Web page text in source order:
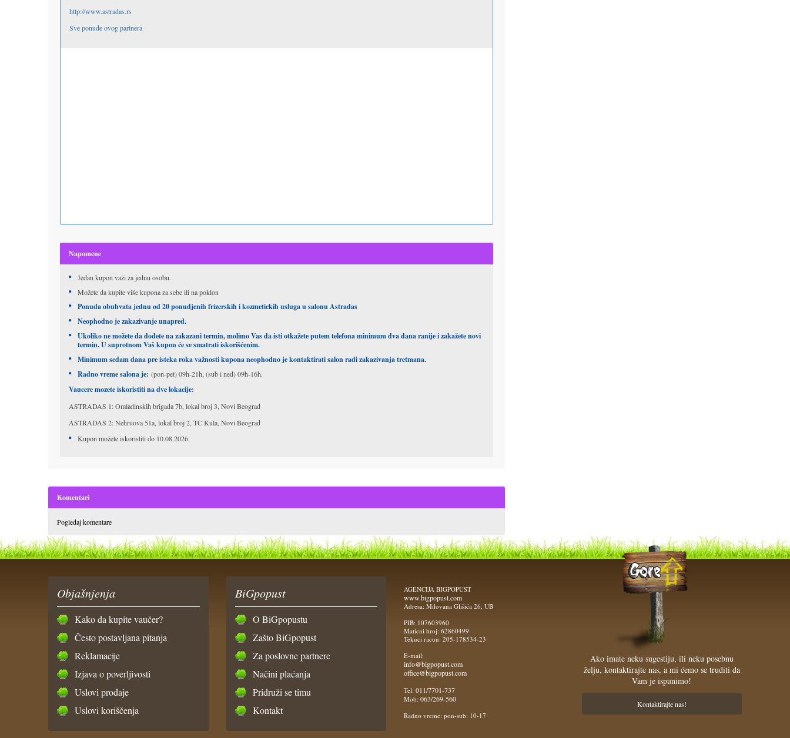
http://www.astradas.rs
Sve ponude ovog partnera
Napomene
Jedan kupon važi za jednu osobu.
Možete da kupite više kupona za sebe ili na poklon
Ponuda obuhvata jednu od 20 ponudjenih frizerskih i kozmetickih usluga u salonu Astradas
Neophodno je zakazivanje unapred.
Ukoliko ne možete da dođete na zakazani termin, molimo Vas da isti otkažete putem telefona minimum dva dana ranije i zakažete novi
termin. U suprotnom Vaš kupon će se smatrati iskorišćenim.
Minimum sedam dana pre isteka roka važnosti kupona neophodno je kontaktirati salon radi zakazivanja tretmana.
Radno vreme salona je: (pon-pet) 09h-21h, (sub i ned) 09h-16h.
Vaucere mozete iskoristiti na dve lokacije:
ASTRADAS 1: Omladinskih brigada 7b, lokal broj 3, Novi Beograd
ASTRADAS 2: Nehruova 51a, lokal broj 2, TC Kula, Novi Beograd
Kupon možete iskoristiti do 10.08.2026.
Komentari
Pogledaj komentare
Objašnjenja
Kako da kupite vaučer?
Često postavljana pitanja
Reklamacije
Izjava o poverljivosti
Uslovi prodaje
Uslovi koriščenja
BiGpopust
O BiGpopustu
Zašto BiGpopust
Za poslovne partnere
Načini plaćanja
Pridruži se timu
Kontakt
AGENCIJA BIGPOPUST
www.bigpopust.com
Adresa: Milovana Glišića 26, UB
PIB: 107603960
Maticni broj: 62860499
Tekuci racun: 205-178534-23
E-mail:
info@bigpopust.com
office@bigpopust.com
Tel: 011/7701-737
Mob: 063/269-560
Radno vreme: pon-sub: 10-17
Ako imate neku sugestiju, ili neku posebnu
želju, kontaktirajte nas, a mi ćemo se truditi da
Vam je ispunimo!
Kontaktirajte nas!